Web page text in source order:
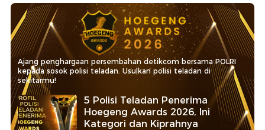
Ajang penghargaan persembahan detikcom bersama POLRI
kepada sosok polisi teladan. Usulkan polisi teladan di
sekitarmu!
5 Polisi Teladan Penerima
Hoegeng Awards 2026, Ini
Kategori dan Kiprahnya